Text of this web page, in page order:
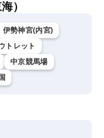
）
伊勢神宮(内宮)
トレット
中京競馬場